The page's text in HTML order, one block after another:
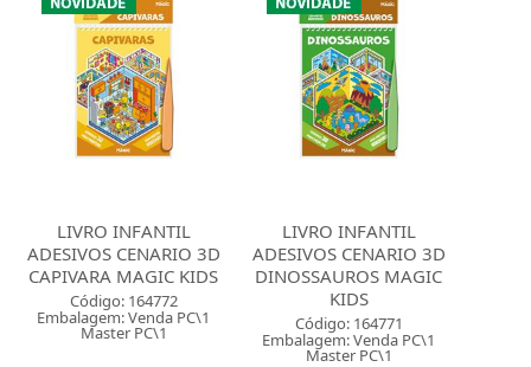
LIVRO INFANTIL
ADESIVOS CENARIO 3D
CAPIVARA MAGIC KIDS
Código: 164772
Embalagem: Venda PC\1
Master PC\1
LIVRO INFANTIL
ADESIVOS CENARIO 3D
DINOSSAUROS MAGIC
KIDS
Código: 164771
Embalagem: Venda PC\1
Master PC\1